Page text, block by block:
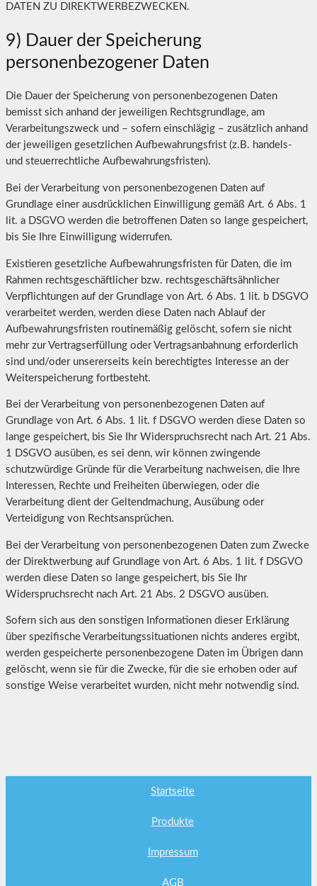
DATEN ZU DIREKTWERBEZWECKEN.
9) Dauer der Speicherung
personenbezogener Daten
Die Dauer der Speicherung von personenbezogenen Daten
bemisst sich anhand der jeweiligen Rechtsgrundlage, am
Verarbeitungszweck und – sofern einschlägig – zusätzlich anhand
der jeweiligen gesetzlichen Aufbewahrungsfrist (z.B. handels-
und steuerrechtliche Aufbewahrungsfristen).
Bei der Verarbeitung von personenbezogenen Daten auf
Grundlage einer ausdrücklichen Einwilligung gemäß Art. 6 Abs. 1
lit. a DSGVO werden die betroffenen Daten so lange gespeichert,
bis Sie Ihre Einwilligung widerrufen.
Existieren gesetzliche Aufbewahrungsfristen für Daten, die im
Rahmen rechtsgeschäftlicher bzw. rechtsgeschäftsähnlicher
Verpflichtungen auf der Grundlage von Art. 6 Abs. 1 lit. b DSGVO
verarbeitet werden, werden diese Daten nach Ablauf der
Aufbewahrungsfristen routinemäßig gelöscht, sofern sie nicht
mehr zur Vertragserfüllung oder Vertragsanbahnung erforderlich
sind und/oder unsererseits kein berechtigtes Interesse an der
Weiterspeicherung fortbesteht.
Bei der Verarbeitung von personenbezogenen Daten auf
Grundlage von Art. 6 Abs. 1 lit. f DSGVO werden diese Daten so
lange gespeichert, bis Sie Ihr Widerspruchsrecht nach Art. 21 Abs.
1 DSGVO ausüben, es sei denn, wir können zwingende
schutzwürdige Gründe für die Verarbeitung nachweisen, die Ihre
Interessen, Rechte und Freiheiten überwiegen, oder die
Verarbeitung dient der Geltendmachung, Ausübung oder
Verteidigung von Rechtsansprüchen.
Bei der Verarbeitung von personenbezogenen Daten zum Zwecke
der Direktwerbung auf Grundlage von Art. 6 Abs. 1 lit. f DSGVO
werden diese Daten so lange gespeichert, bis Sie Ihr
Widerspruchsrecht nach Art. 21 Abs. 2 DSGVO ausüben.
Sofern sich aus den sonstigen Informationen dieser Erklärung
über spezifische Verarbeitungssituationen nichts anderes ergibt,
werden gespeicherte personenbezogene Daten im Übrigen dann
gelöscht, wenn sie für die Zwecke, für die sie erhoben oder auf
sonstige Weise verarbeitet wurden, nicht mehr notwendig sind.
Startseite
Produkte
Impressum
AGB